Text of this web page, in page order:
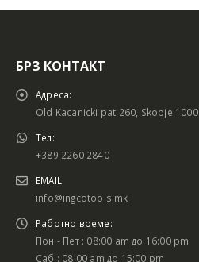
БРЗ КОНТАКТ
Адреса:
Old Kacanicki pat 260, Skopje 1000
Тел:
+389 2260 2840
EMAIL:
info@ingcotools.mk
Работно време:
Пон - Пет : 08:00 am до 16:00 pm
Саб : 08:00 am до 15:00 pm